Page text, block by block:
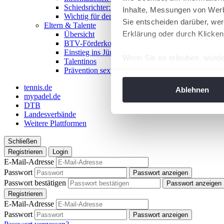
Inhalte, Messungen von
Sie entscheiden darüber,
Erklärung oder durch
Wenn Sie es erlauben,
Website an unsere Partner
möglicherweise mit weiteren
der Dienste gesammelt
Ablehnen
Schiedsrichter:in werden!
Wichtig für den Spieltag
Eltern & Talente
Übersicht
BTV-Förderkonzept
Einstieg ins Jüngstentennis
Talentinos
Prävention sexualisierter Gewalt
tennis.de
mypadel.de
DTB
Landesverbände
Weitere Plattformen
Schließen
Registrieren
Login
E-Mail-Adresse
Passwort
Passwort anzeigen
Passwort bestätigen
Passwort anzeigen
Registrieren
E-Mail-Adresse
Passwort
Passwort anzeigen